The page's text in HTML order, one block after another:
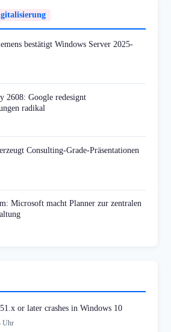
bestätigt Windows Server 2025-
2608: Google redesignt
radikal
Consulting-Grade-Präsentationen
Microsoft macht Planner zur zentralen
or later crashes in Windows 10
Uhr